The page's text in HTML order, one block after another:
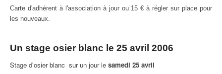
Carte d'adhérent à l'association à jour ou 15 € à régler sur place pour
les nouveaux.
Un stage osier blanc le 25 avril 2006
Stage d'osier blanc sur un jour le samedi 25 avril